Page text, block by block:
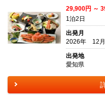
29,900円 ～
1泊2日
出発月
2026年 12
出発地
愛知県